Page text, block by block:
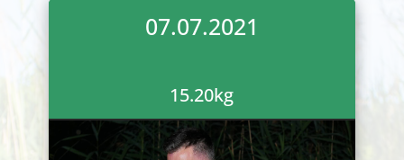
07.07.2021
15.20kg